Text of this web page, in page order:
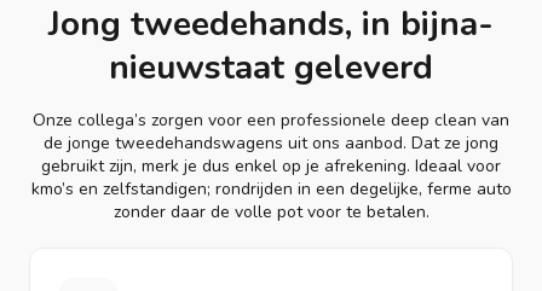
Jong tweedehands, in bijna-
nieuwstaat geleverd
Onze collega’s zorgen voor een professionele deep clean van
de jonge tweedehandswagens uit ons aanbod. Dat ze jong
gebruikt zijn, merk je dus enkel op je afrekening. Ideaal voor
kmo’s en zelfstandigen; rondrijden in een degelijke, ferme auto
zonder daar de volle pot voor te betalen.